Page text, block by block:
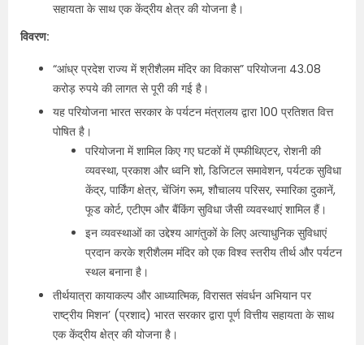
सहायता के साथ एक केंद्रीय क्षेत्र की योजना है।
विवरण:
“आंध्र प्रदेश राज्य में श्रीशैलम मंदिर का विकास” परियोजना 43.08
करोड़ रुपये की लागत से पूरी की गई है।
यह परियोजना भारत सरकार के पर्यटन मंत्रालय द्वारा 100 प्रतिशत वित्त
पोषित है।
परियोजना में शामिल किए गए घटकों में एम्फीथिएटर, रोशनी की
व्यवस्था, प्रकाश और ध्वनि शो, डिजिटल समावेशन, पर्यटक सुविधा
केंद्र, पार्किंग क्षेत्र, चेंजिंग रूम, शौचालय परिसर, स्मारिका दुकानें,
फूड कोर्ट, एटीएम और बैंकिंग सुविधा जैसी व्यवस्थाएं शामिल हैं।
इन व्यवस्थाओं का उद्देश्य आगंतुकों के लिए अत्याधुनिक सुविधाएं
प्रदान करके श्रीशैलम मंदिर को एक विश्व स्तरीय तीर्थ और पर्यटन
स्थल बनाना है।
तीर्थयात्रा कायाकल्प और आध्यात्मिक, विरासत संवर्धन अभियान पर
राष्ट्रीय मिशन’ (प्रशाद) भारत सरकार द्वारा पूर्ण वित्तीय सहायता के साथ
एक केंद्रीय क्षेत्र की योजना है।